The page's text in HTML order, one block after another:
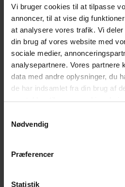
Vi bruger cookies til at tilpasse
annoncer, til at vise dig
at analysere vores trafik. Vi
din brug af vores website med
sociale medier,
analysepartnere. Vores partnere
data med andre oplysninger, du
de har indsamlet fra din brug af
samtykker til vores cookies,
Nødvendig
Præferencer
Statistik
anbefales at udforske området
Blåvand byder på alt fra brede
velkendte Tirpitz museum og en lille
oplevelserne for store og små er
område at holde ferie i, hvis natur og
værdsættes.
Gæsterne siger
4,7 • 20 Bedømmelser
Gæst fra Tyskland